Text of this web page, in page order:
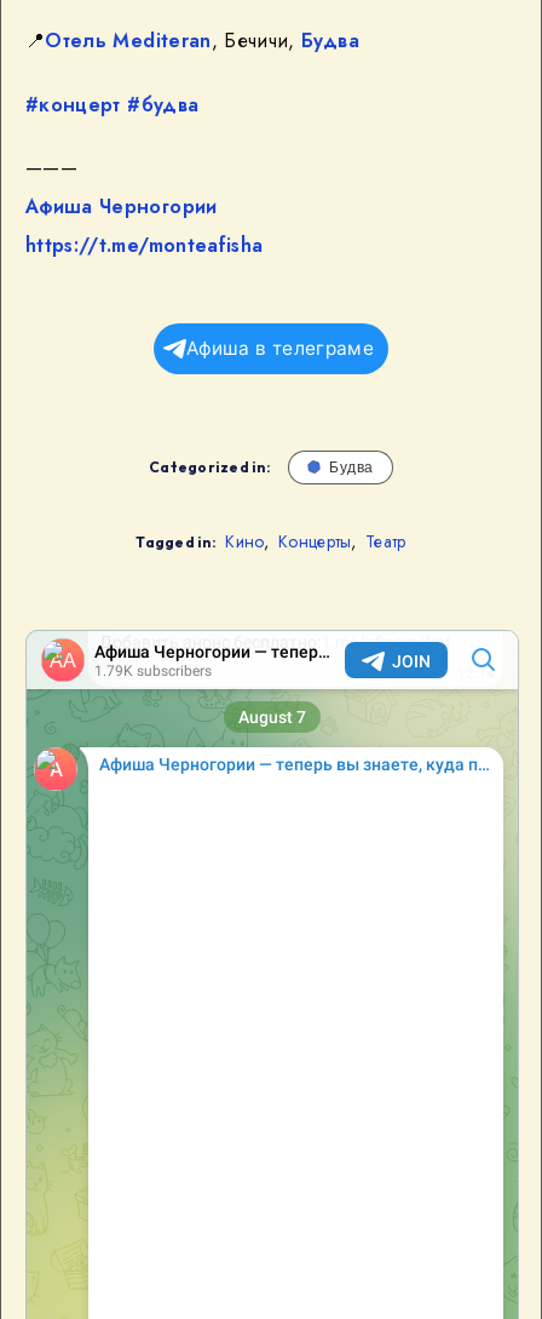
📍Отель Mediteran, Бечичи, Будва
#концерт #будва
———
Афиша Черногории
https://t.me/monteafisha
Афиша в телеграме
Categorized in: Будва
Tagged in: Кино, Концерты, Театр